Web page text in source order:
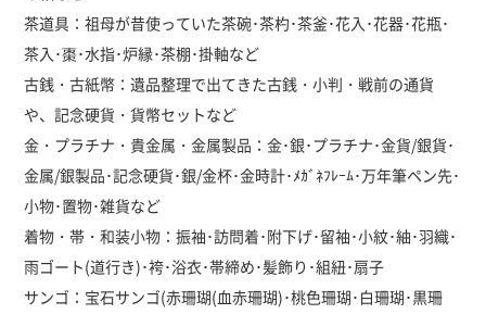
茶道具：祖母が昔使っていた茶碗･茶杓･茶釜･花入･花器･花瓶･
茶入･棗･水指･炉縁･茶棚･掛軸など
古銭・古紙幣：遺品整理で出てきた古銭・小判・戦前の通貨
や、記念硬貨・貨幣セットなど
金・プラチナ・貴金属・金属製品：金･銀･プラチナ･金貨/銀貨･
金属/銀製品･記念硬貨･銀/金杯･金時計･ﾒｶﾞﾈﾌﾚｰﾑ･万年筆ペン先･
小物･置物･雑貨など
着物・帯・和装小物：振袖･訪問着･附下げ･留袖･小紋･紬･羽織･
雨ゴート(道行き)･袴･浴衣･帯締め･髪飾り･組紐･扇子
サンゴ：宝石サンゴ(赤珊瑚(血赤珊瑚)･桃色珊瑚･白珊瑚･黒珊